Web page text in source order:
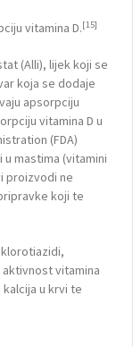
vitamina D.[15]
(Alli), lijek koji se
koja se dodaje
apsorpciju
vitamina D u
(FDA)
mastima (vitamini
proizvodi ne
koji te
vitamina
u krvi te